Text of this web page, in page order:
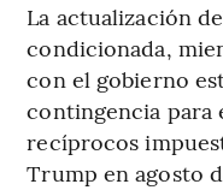
La actualización
condicionada,
con el gobierno
contingencia para
recíprocos
Trump en agosto